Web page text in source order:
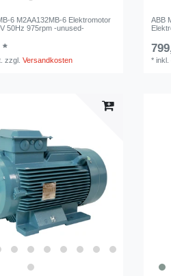
6 M2AA132MB-6 Elektromotor
50Hz 975rpm -unused-
*
zzgl.Versandkosten
ABB
*inkl.